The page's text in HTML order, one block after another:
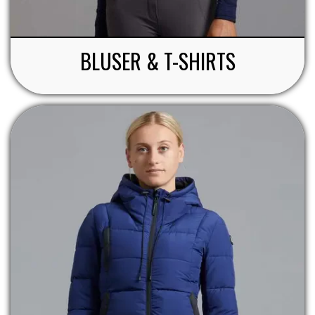
STAR TACK
STUD MUFFIN
TIMER GPS
TKO
WAHLSTEN
WALDHAUSEN
WALSH
BLUSER & T-SHIRTS